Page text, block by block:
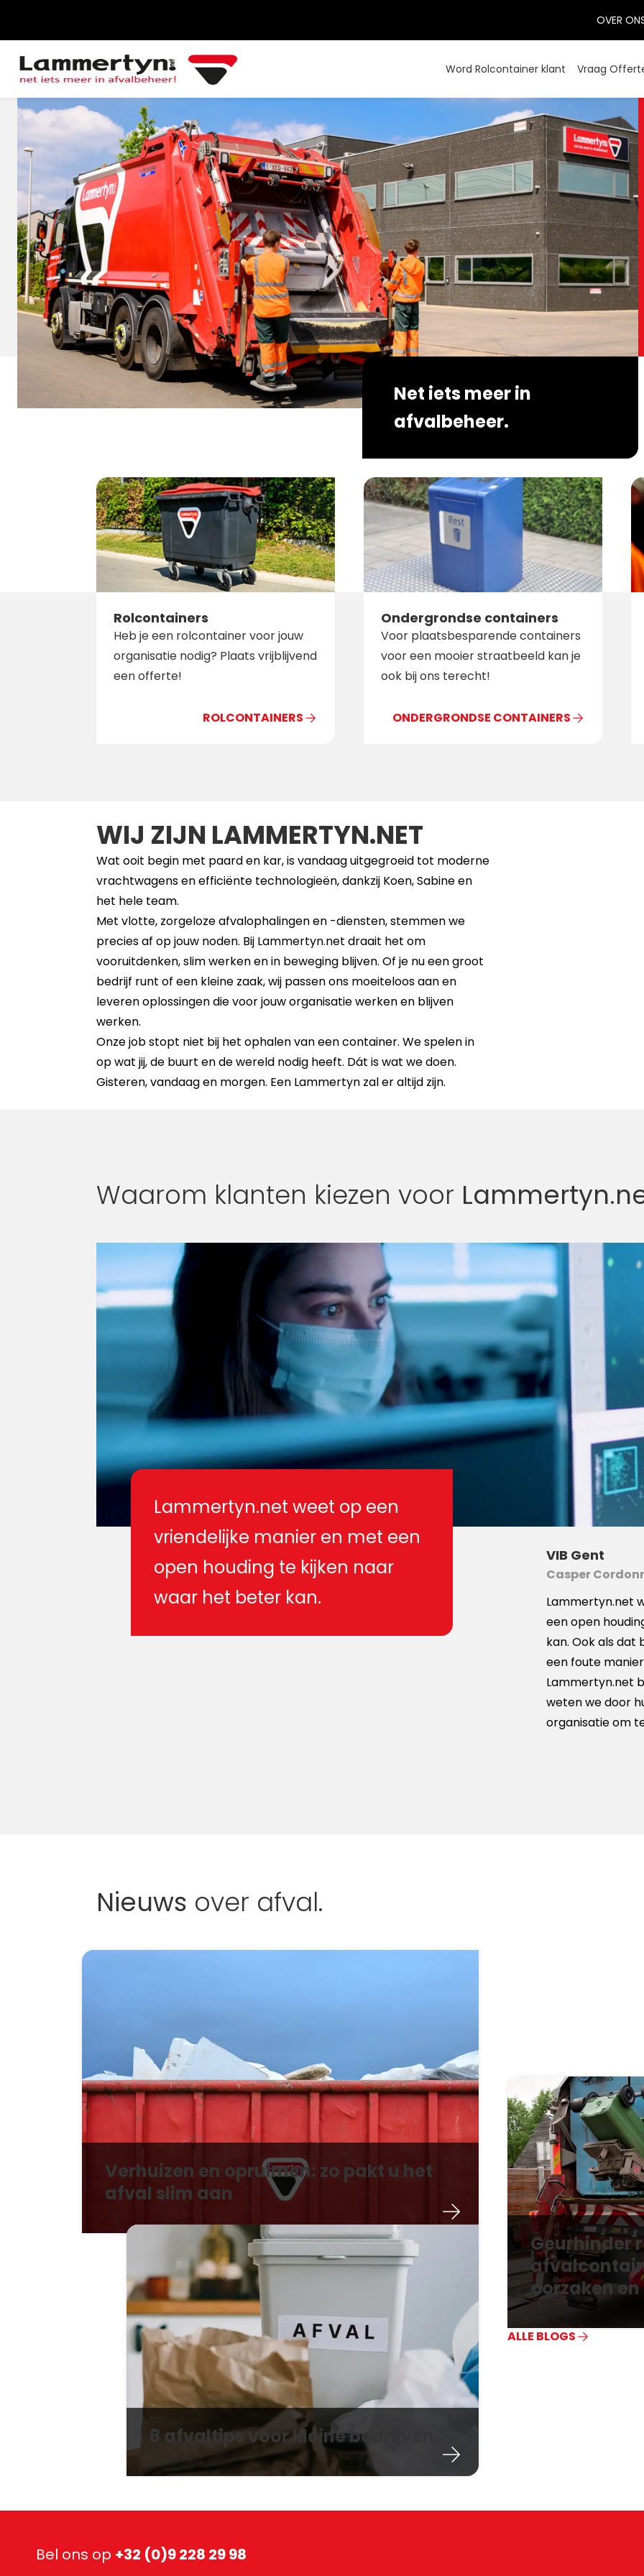
OVER
Word Rolcontainer klant Vraag
Net iets meer in
afvalbeheer.
Rolcontainers
Heb je een rolcontainer voor jouw
organisatie nodig? Plaats vrijblijvend
een offerte!
ROLCONTAINERS
Ondergrondse containers
Voor plaatsbesparende containers
voor een mooier straatbeeld kan je
ook bij ons terecht!
ONDERGRONDSE CONTAINERS
WIJ ZIJN LAMMERTYN.NET
Wat ooit begin met paard en kar, is vandaag uitgegroeid tot moderne
vrachtwagens en efficiënte technologieën, dankzij Koen, Sabine en
het hele team.
Met vlotte, zorgeloze afvalophalingen en -diensten, stemmen we
precies af op jouw noden. Bij Lammertyn.net draait het om
vooruitdenken, slim werken en in beweging blijven. Of je nu een groot
bedrijf runt of een kleine zaak, wij passen ons moeiteloos aan en
leveren oplossingen die voor jouw organisatie werken en blijven
werken.
Onze job stopt niet bij het ophalen van een container. We spelen in
op wat jij, de buurt en de wereld nodig heeft. Dát is wat we doen.
Gisteren, vandaag en morgen. Een Lammertyn zal er altijd zijn.
Waarom klanten kiezen voor
Lammertyn.net weet op een
vriendelijke manier en met een
open houding te kijken naar
waar het beter kan.
VIB Gent
Casper
Lammertyn.net
een open
kan. Ook als
een foute
Lammertyn.net
weten we door
organisatie om
Nieuws over afval.
Verhuizen en opruimen: zo pakt u het
afval slim aan
Geurhinder
oorzaken
8 afvaltips voor kleine bedrijven
ALLE BLOGS
Bel ons op +32 (0)9 228 29 98